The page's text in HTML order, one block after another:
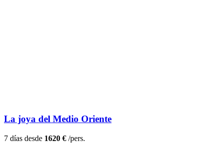
La joya del Medio Oriente
7 días desde 1620 € /pers.